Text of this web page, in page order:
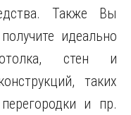
Также Вы
идеально
стен и
таких
и пр.